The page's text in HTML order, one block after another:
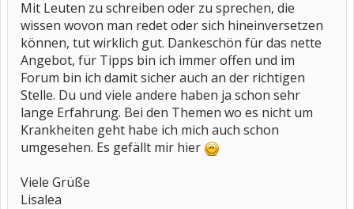
Mit Leuten zu schreiben oder zu sprechen, die
wissen wovon man redet oder sich hineinversetzen
können, tut wirklich gut. Dankeschön für das nette
Angebot, für Tipps bin ich immer offen und im
Forum bin ich damit sicher auch an der richtigen
Stelle. Du und viele andere haben ja schon sehr
lange Erfahrung. Bei den Themen wo es nicht um
Krankheiten geht habe ich mich auch schon
umgesehen. Es gefällt mir hier
Viele Grüße
Lisalea